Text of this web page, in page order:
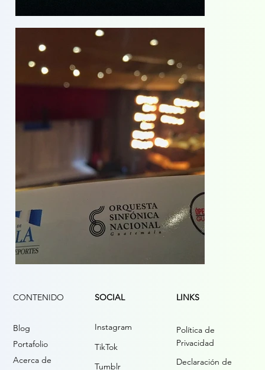
CONTENIDO
Acerca de
Portafolio
Blog
SOCIAL
Instagram
TikTok
Tumblr
LINKS
Política de
Privacidad
Declaración de